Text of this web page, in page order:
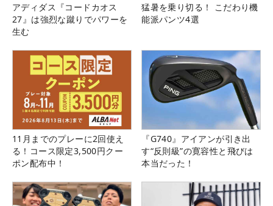
アディダス『コードカオス
27』は強烈な蹴りでパワーを
生む
猛暑を乗り切る！ こだわり機
能派パンツ4選
11月までのプレーに2回使え
る！コース限定3,500円クー
ポン配布中！
『G740』アイアンが引き出
す“反則級”の寛容性と飛びは
本当だった！